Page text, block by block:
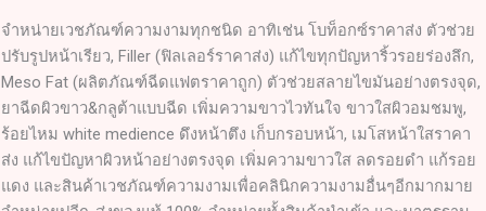
จำหน่ายเวชภัณฑ์ความงามทุกชนิด อาทิเช่น โบท็อกซ์ราคาส่ง ตัวช่วย
ปรับรูปหน้าเรียว, Filler (ฟิลเลอร์ราคาส่ง) แก้ไขทุกปัญหาริ้วรอยร่องลึก,
Meso Fat (ผลิตภัณฑ์ฉีดแฟตราคาถูก) ตัวช่วยสลายไขมันอย่างตรงจุด,
ยาฉีดผิวขาว&กลูต้าแบบฉีด เพิ่มความขาวไวทันใจ ขาวใสผิวอมชมพู,
ร้อยไหม white medience ดึงหน้าตึง เก็บกรอบหน้า, เมโสหน้าใสราคา
ส่ง แก้ไขปัญหาผิวหน้าอย่างตรงจุด เพิ่มความขาวใส ลดรอยดำ แก้รอย
แดง และสินค้าเวชภัณฑ์ความงามเพื่อคลินิกความงามอื่นๆอีกมากมาย